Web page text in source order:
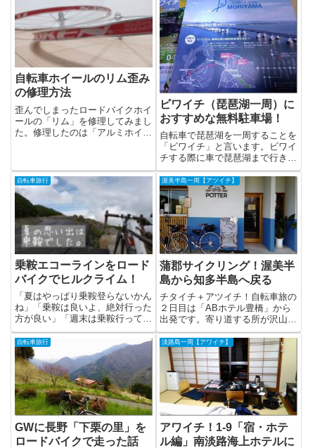
自転車ホイールのリム歪み
の修理方法
歪んでしまったロードバイクホイ
ールの「リム」を修理してみまし
た。修理したのは「アルミホイー
ビワイチ（琵琶湖一周）に
おすすめな無料駐車場！
自転車で琵琶湖を一周することを
「ビワイチ」と言います。ビワイ
チする際に車で琵琶湖まで行き、
出発する場...
自転車旅行
乗鞍エコーラインをロード
バイクでヒルクライム！
「夏はやっぱり乗鞍登らないかん
ね」「乗鞍は良いよ、絶対行った
方が良い」「週末は乗鞍行ってく
るわ」と、...
渥美半島一周【アツイチ】
蒲郡サイクリング！渥美半
島から知多半島へ戻る
チタイチ＋アツイチ！自転車旅の
２日目は「ABホテル豊橋」から
出発です。寄り道する所が沢山で
す！「竹島...
自転車旅行
GWに長野「下栗の里」を
ロードバイクで走った話
淡路島一周【アワイチ】
アワイチ！1-9「宿・ホテ
ル編」南淡路海上ホテルに